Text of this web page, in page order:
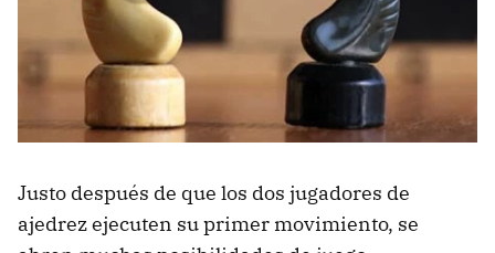
Justo después de que los dos jugadores de
ajedrez ejecuten su primer movimiento, se